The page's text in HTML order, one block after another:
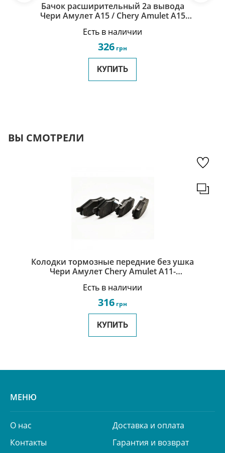
Бачок расширительный 2а вывода
Чери Амулет А15 / Chery Amulet A15
Есть в наличии
326 грн
КУПИТЬ
ВЫ СМОТРЕЛИ
Колодки тормозные передние без ушка
Чери Амулет Chery Amulet A11-
Есть в наличии
316 грн
КУПИТЬ
МЕНЮ
О нас
Доставка и оплата
Контакты
Гарантия и возврат